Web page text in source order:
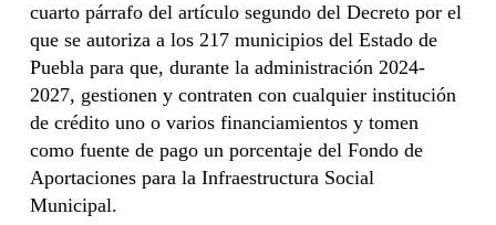
cuarto párrafo del artículo segundo del Decreto por el
que se autoriza a los 217 municipios del Estado de
Puebla para que, durante la administración 2024-
2027, gestionen y contraten con cualquier institución
de crédito uno o varios financiamientos y tomen
como fuente de pago un porcentaje del Fondo de
Aportaciones para la Infraestructura Social
Municipal.